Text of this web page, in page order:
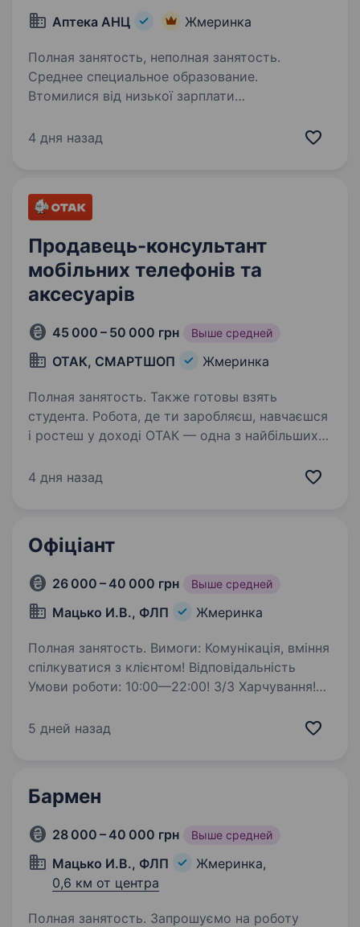
Аптека АНЦ Жмеринка
Полная занятость, неполная занятость.
Среднее специальное образование.
Втомилися від низької зарплати
краще! Вітаємо! Це лідер фармацевтичного
Ми з гордістю реалізуємо…
4 дня назад
Продавець-консультант
мобільних телефонів та
аксесуарів
45 000 – 50 000 грн Выше средней
ОТАК, СМАРТШОП Жмеринка
Полная занятость. Также готовы взять
студента. Робота, де ти заробляєш, навчаєшся
і ростеш у доході ОТАК — одна з найбільших
на ринку, 150+ магазинів, 600+ працівників.
4 дня назад
Офіціант
26 000 – 40 000 грн Выше средней
Мацько И.В., ФЛП Жмеринка
Полная занятость. Вимоги: Комунікація, вміння
спілкуватися з клієнтом! Відповідальність
Умови роботи: 10:00—22:00! 3/3 Харчування!
проживання! Ставка 1300 зміна+чайові
5 дней назад
Бармен
28 000 – 40 000 грн Выше средней
Мацько И.В., ФЛП
Жмеринка,
0,6 км от центра
Полная занятость. Запрошуємо на роботу